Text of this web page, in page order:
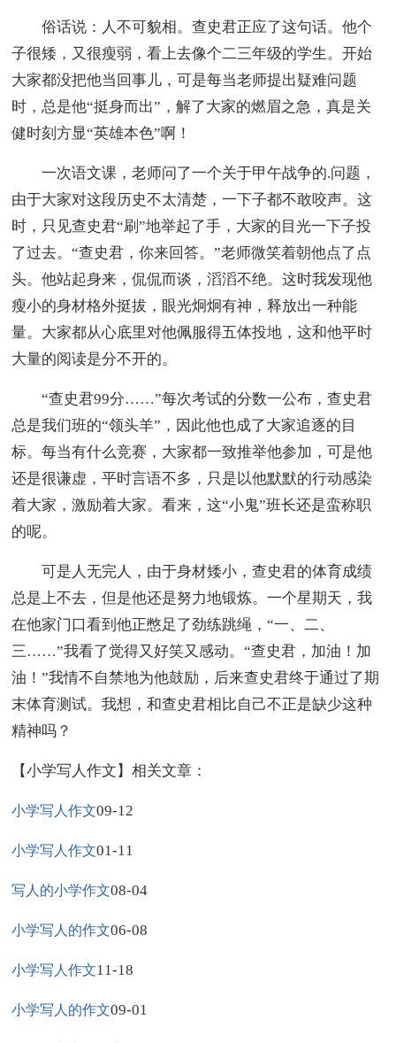
俗话说：人不可貌相。查史君正应了这句话。他个
子很矮，又很瘦弱，看上去像个二三年级的学生。开始
大家都没把他当回事儿，可是每当老师提出疑难问题
时，总是他“挺身而出”，解了大家的燃眉之急，真是关
健时刻方显“英雄本色”啊！
一次语文课，老师问了一个关于甲午战争的.问题，
由于大家对这段历史不太清楚，一下子都不敢咬声。这
时，只见查史君“刷”地举起了手，大家的目光一下子投
了过去。“查史君，你来回答。”老师微笑着朝他点了点
头。他站起身来，侃侃而谈，滔滔不绝。这时我发现他
瘦小的身材格外挺拔，眼光炯炯有神，释放出一种能
量。大家都从心底里对他佩服得五体投地，这和他平时
大量的阅读是分不开的。
“查史君99分……”每次考试的分数一公布，查史君
总是我们班的“领头羊”，因此他也成了大家追逐的目
标。每当有什么竞赛，大家都一致推举他参加，可是他
还是很谦虚，平时言语不多，只是以他默默的行动感染
着大家，激励着大家。看来，这“小鬼”班长还是蛮称职
的呢。
可是人无完人，由于身材矮小，查史君的体育成绩
总是上不去，但是他还是努力地锻炼。一个星期天，我
在他家门口看到他正憋足了劲练跳绳，“一、二、
三……”我看了觉得又好笑又感动。“查史君，加油！加
油！”我情不自禁地为他鼓励，后来查史君终于通过了期
末体育测试。我想，和查史君相比自己不正是缺少这种
精神吗？
【小学写人作文】相关文章：
小学写人作文09-12
小学写人作文01-11
写人的小学作文08-04
小学写人的作文06-08
小学写人作文11-18
小学写人的作文09-01